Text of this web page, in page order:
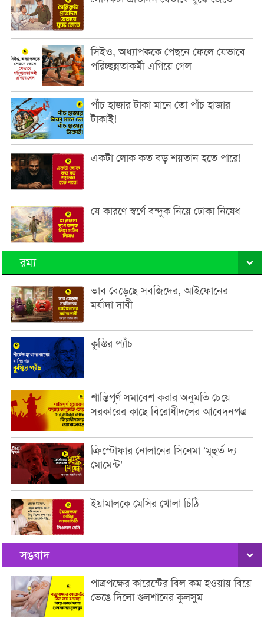
সিইও, অধ্যাপককে পেছনে ফেলে যেভাবে
পরিচ্ছন্নতাকর্মী এগিয়ে গেল
পাঁচ হাজার টাকা মানে তো পাঁচ হাজার
টাকাই!
একটা লোক কত বড় শয়তান হতে পারে!
যে কারণে স্বর্গে বন্দুক নিয়ে ঢোকা নিষেধ
রম্য
ভাব বেড়েছে সবজিদের, আইফোনের
মর্যাদা দাবী
কুস্তির প্যাঁচ
শান্তিপূর্ণ সমাবেশ করার অনুমতি চেয়ে
সরকারের কাছে বিরোধীদলের আবেদনপত্র
ক্রিস্টোফার নোলানের সিনেমা ‘মূহুর্ত দ্য
মোমেন্ট’
ইয়ামালকে মেসির খোলা চিঠি
সঙবাদ
পাত্রপক্ষের কারেন্টের বিল কম হওয়ায় বিয়ে
ভেঙে দিলো গুলশানের কুলসুম